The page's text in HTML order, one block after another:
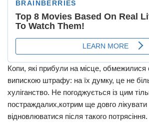
Копи, які прибули на місце,
випискою штрафу: на їх думку, це не
хуліганство. Не погоджується із цим
постраждалих,котрим ще довго лікувати
відновлюватися після такого потрясіння.